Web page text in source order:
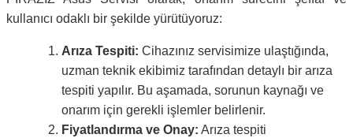
kullanıcı odaklı bir şekilde yürütüyoruz:
Arıza Tespiti: Cihazınız servisimize ulaştığında,
uzman teknik ekibimiz tarafından detaylı bir arıza
tespiti yapılır. Bu aşamada, sorunun kaynağı ve
onarım için gerekli işlemler belirlenir.
Fiyatlandırma ve Onay: Arıza tespiti